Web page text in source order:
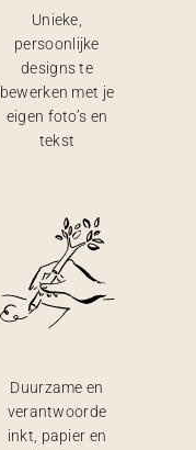
Unieke,
persoonlijke
designs te
bewerken met je
eigen foto’s en
tekst
Duurzame en
verantwoorde
inkt, papier en